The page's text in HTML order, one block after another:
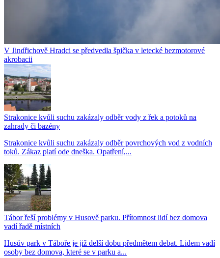
V Jindřichově Hradci se předvedla špička v letecké bezmotorové
akrobacii
Strakonice kvůli suchu zakázaly odběr vody z řek a potoků na
zahrady či bazény
Strakonice kvůli suchu zakázaly odběr povrchových vod z vodních
toků. Zákaz platí ode dneška. Opatření,...
Tábor řeší problémy v Husově parku. Přítomnost lidí bez domova
vadí řadě místních
Husův park v Táboře je již delší dobu předmětem debat. Lidem vadí
osoby bez domova, které se v parku a...